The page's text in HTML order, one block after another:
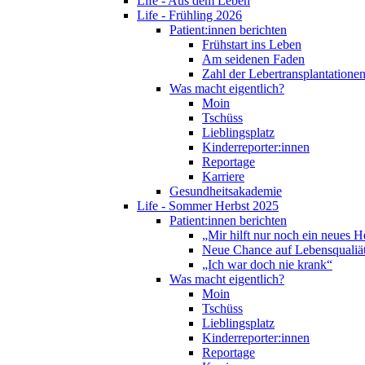
Life - Frühling 2026
Patient:innen berichten
Frühstart ins Leben
Am seidenen Faden
Zahl der
Was macht eigentlich?
Moin
Tschüss
Lieblingsplatz
Kinderreporter:innen
Reportage
Karriere
Gesundheitsakademie
Life - Sommer Herbst 2025
Patient:innen berichten
„Mir hilft nur noch ein neues
Neue Chance auf
„Ich war doch nie krank“
Was macht eigentlich?
Moin
Tschüss
Lieblingsplatz
Kinderreporter:innen
Reportage